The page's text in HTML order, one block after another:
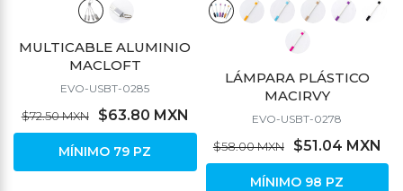
MULTICABLE ALUMINIO
MACLOFT
EVO-USBT-0285
$72.50 MXN $63.80 MXN
MÍNIMO 79 PZ
LÁMPARA PLÁSTICO
MACIRVY
EVO-USBT-0278
$58.00 MXN $51.04 MXN
MÍNIMO 98 PZ